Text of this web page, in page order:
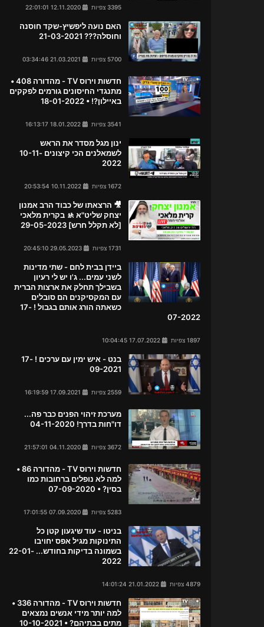
3395 צפיות
האם נועה ליפשיץ-שקד חוסנה
וחוסלה??? 21-03-2021
5700 צפיות
חדשות וירוס TV - מהדורה 408 •
מתנגדי החיסונים גורמים לפקקים
באיילון?! • 18-01-2022
3541 צפיות
ינון מגל מסדר את הראש
לשמאלנים הכי קיצונים 10-11-
2022
1672 צפיות
🎥 הרצאתו של כבוד הרב אמנון
יצחק שליט"א 🚸 בקרית מלאכי
[לא תקלל חרש] 29-05-2023
1731 צפיות
ביידן בבית לחם - שתי מדינות
לשני עמים... ג'ו יש לי רעיון
בשבילך תחלק את ארצות הברית
עם המקסיקנים הם סובלים
כשאתה הורג אותם בגבול ! 17-
07-2022
1897 צפיות
בנט - איש ימין עם ערכים ! 17-
09-2021
2559 צפיות
מערכת זיהוי הפנים כבר פה...
דו"חות בדרך! 04-11-2020
3672 צפיות
חדשות וירוס TV - מהדורה 86 •
למה לא נופלים ברחובות כמו
בסין? • 07-09-2020
5283 צפיות
בניטו - עוד שיגעון קטן כל
התינוקות מגיל אפס יחויבו
בשמונה בדיקות בחודש... 22-01-
2022
4879 צפיות
חדשות וירוס TV - מהדורה 336 •
למה יותר מידי אנשים נמצאים
מתים בבתיהם? • 10-10-2021